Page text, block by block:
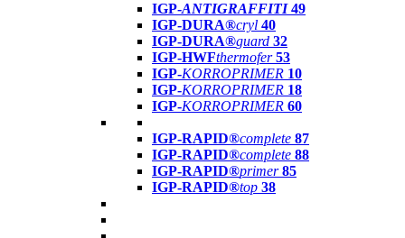
IGP-ANTIGRAFFITI49
IGP-DURA®cryl 40
IGP-DURA®guard 32
IGP-HWFthermofer 53
IGP-KORROPRIMER 10
IGP-KORROPRIMER 18
IGP-KORROPRIMER 60
IGP-RAPID®complete 87
IGP-RAPID®complete 88
IGP-RAPID®primer 85
IGP-RAPID®top 38